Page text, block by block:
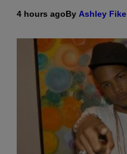
4 hours agoBy Ashley Fike